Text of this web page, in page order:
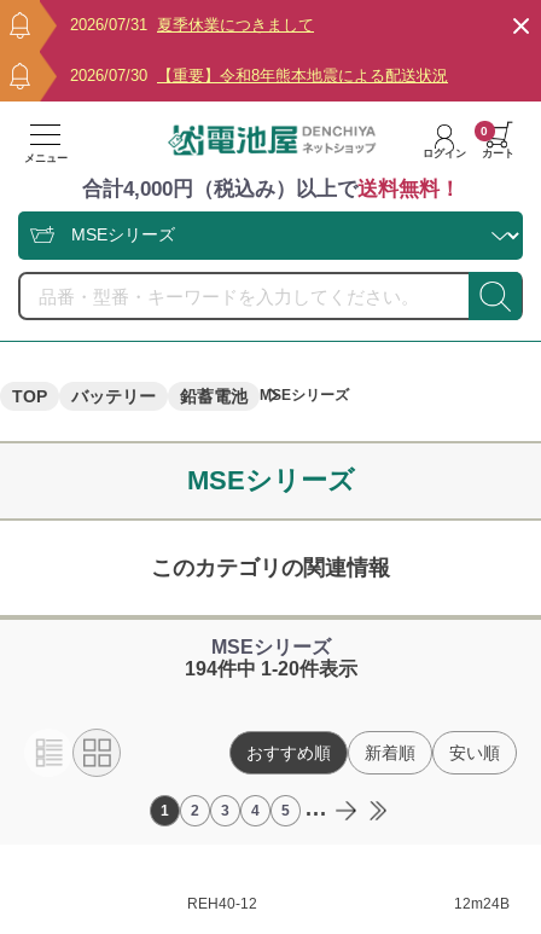
2026/07/31 夏季休業につきまして
2026/07/30 【重要】令和8年熊本地震による配送状況
メニュー ログイン カート
0
合計4,000円（税込み）以上で送料無料！
TOP バッテリー 鉛蓄電池 MSEシリーズ
MSEシリーズ
このカテゴリの関連情報
MSEシリーズ
194件中 1-20件表示
1 2 3 4 5 ...
おすすめ順 新着順 安い順
REH40-12 12m24B